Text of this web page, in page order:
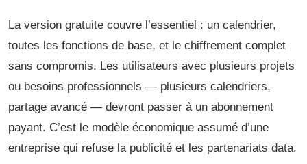
La version gratuite couvre l’essentiel : un calendrier,
toutes les fonctions de base, et le chiffrement complet
sans compromis. Les utilisateurs avec plusieurs projets
ou besoins professionnels — plusieurs calendriers,
partage avancé — devront passer à un abonnement
payant. C’est le modèle économique assumé d’une
entreprise qui refuse la publicité et les partenariats data.